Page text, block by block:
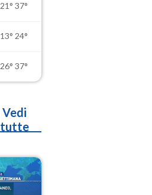
21° 37°
13° 24°
26° 37°
Vedi
tutte